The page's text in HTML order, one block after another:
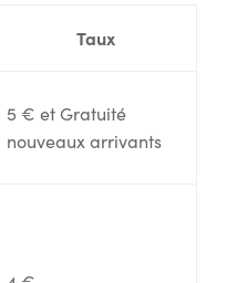
Taux
5 € et Gratuité
nouveaux arrivants